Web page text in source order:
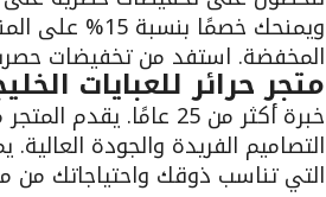
المخفضة. استفد من تخفيضات
متجر حرائر للعبايات
خبرة أكثر من 25 عامًا.
التصاميم الفريدة والجودة العالية.
التي تناسب ذوقك واحتياجاتك من